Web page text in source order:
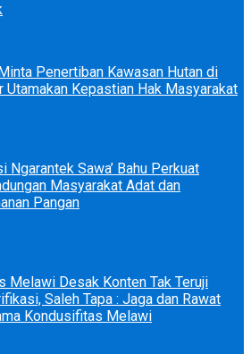
Penertiban Kawasan Hutan di
Utamakan Kepastian Hak Masyarakat
Ngarantek Sawa’ Bahu Perkuat
Masyarakat Adat dan
Pangan
Melawi Desak Konten Tak Teruji
Saleh Tapa : Jaga dan Rawat
Kondusifitas Melawi